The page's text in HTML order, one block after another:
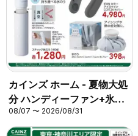
カインズ ホーム - 夏物大処
分 ハンディーファン+氷の
う〇
08/07 〜 2026/08/31